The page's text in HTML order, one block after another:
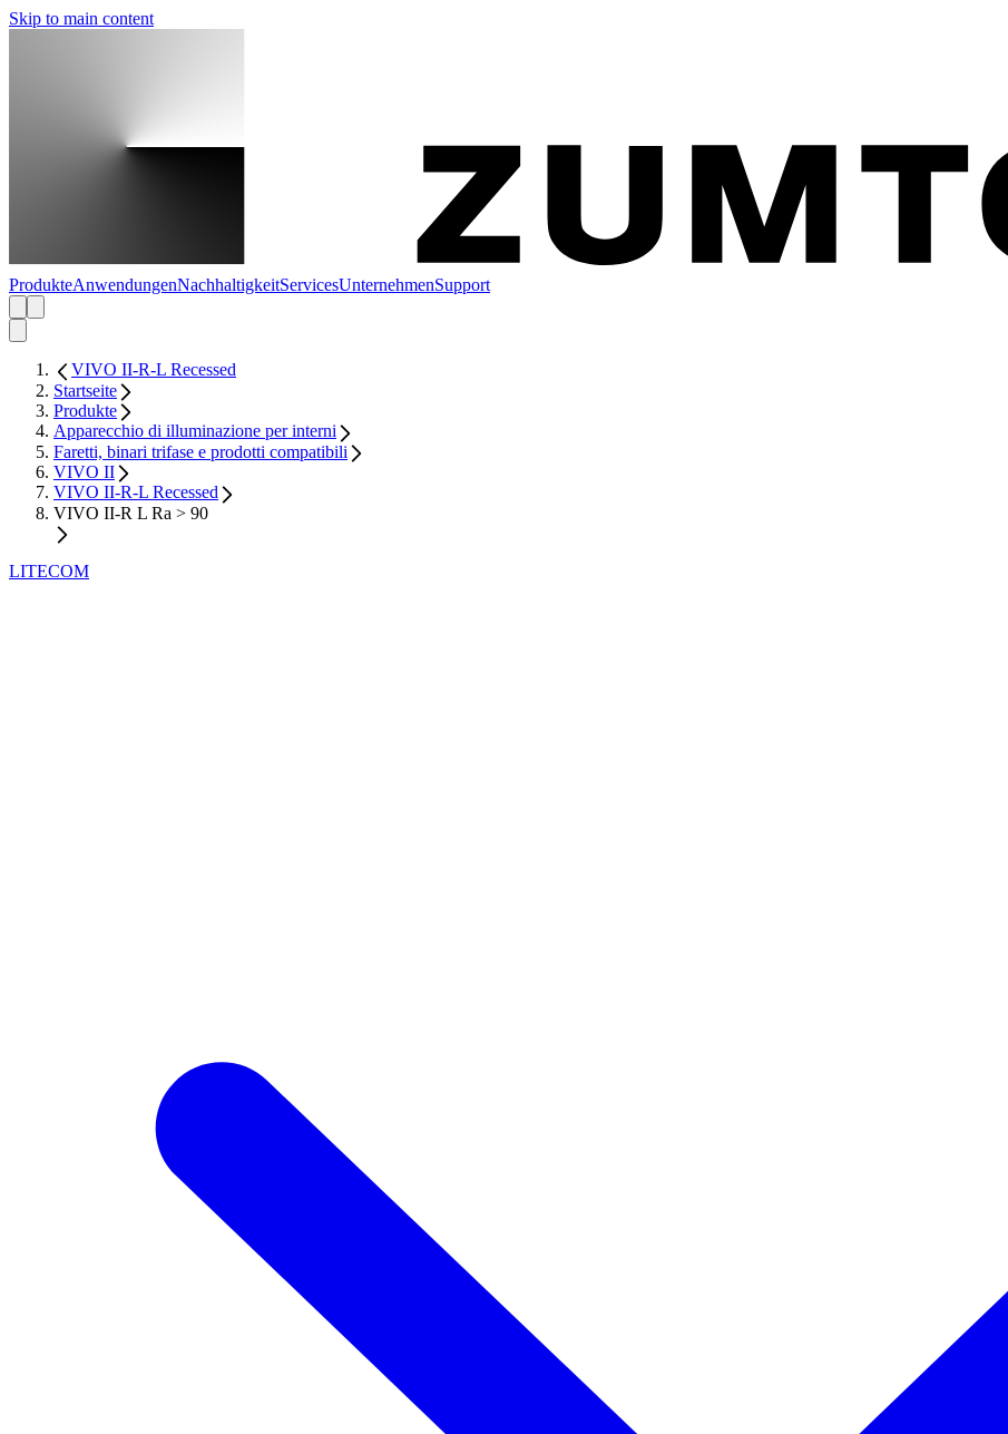
Skip to main content
ProdukteAnwendungenNachhaltigkeitServicesUnternehmenSupport
VIVO II-R-L Recessed
Startseite
Produkte
Apparecchio di illuminazione per interni
Faretti, binari trifase e prodotti compatibili
VIVO II
VIVO II-R-L Recessed
VIVO II-R L Ra > 90
LITECOM